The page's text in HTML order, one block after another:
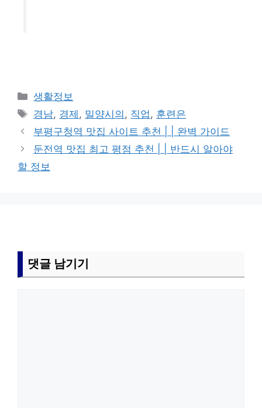
카
테
고
리
생활정보
태
그
경남, 경제 , 밀양시의 , 직업 , 훈련은
부평구청역 맛집 사이트 추천 | | 완벽 가이드
둔전역 맛집 최고 평점 추천 | | 반드시 알아야
할 정보
댓글 남기기